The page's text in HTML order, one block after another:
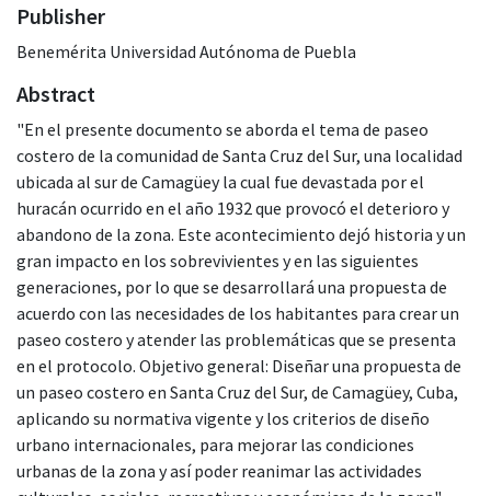
Publisher
Benemérita Universidad Autónoma de Puebla
Abstract
"En el presente documento se aborda el tema de paseo
costero de la comunidad de Santa Cruz del Sur, una localidad
ubicada al sur de Camagüey la cual fue devastada por el
huracán ocurrido en el año 1932 que provocó el deterioro y
abandono de la zona. Este acontecimiento dejó historia y un
gran impacto en los sobrevivientes y en las siguientes
generaciones, por lo que se desarrollará una propuesta de
acuerdo con las necesidades de los habitantes para crear un
paseo costero y atender las problemáticas que se presenta
en el protocolo. Objetivo general: Diseñar una propuesta de
un paseo costero en Santa Cruz del Sur, de Camagüey, Cuba,
aplicando su normativa vigente y los criterios de diseño
urbano internacionales, para mejorar las condiciones
urbanas de la zona y así poder reanimar las actividades